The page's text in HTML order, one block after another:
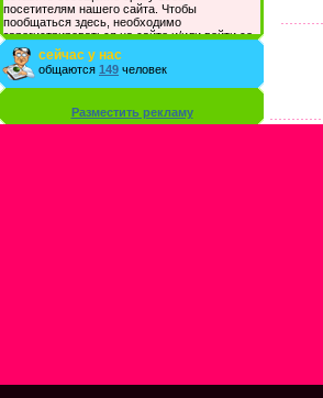
посетителям нашего сайта. Чтобы
пообщаться здесь, необходимо
зарегистрироваться на сайте и/или войти со
своими логином и паролем.
сейчас у нас
общаются 149 человек
Разместить рекламу